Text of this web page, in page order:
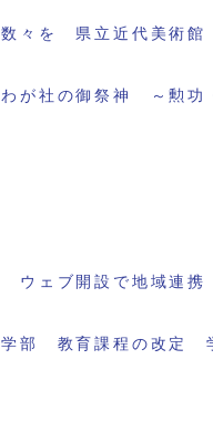
々を 県立近代美術館
が社の御祭神 ～勲功
ウェブ開設で地域連
部 教育課程の改定